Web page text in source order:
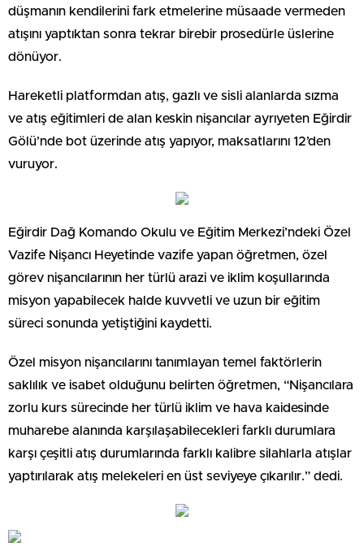
düşmanın kendilerini fark etmelerine müsaade vermeden
atışını yaptıktan sonra tekrar birebir prosedürle üslerine
dönüyor.
Hareketli platformdan atış, gazlı ve sisli alanlarda sızma
ve atış eğitimleri de alan keskin nişancılar ayrıyeten Eğirdir
Gölü’nde bot üzerinde atış yapıyor, maksatlarını 12’den
vuruyor.
Eğirdir Dağ Komando Okulu ve Eğitim Merkezi’ndeki Özel
Vazife Nişancı Heyetinde vazife yapan öğretmen, özel
görev nişancılarının her türlü arazi ve iklim koşullarında
misyon yapabilecek halde kuvvetli ve uzun bir eğitim
süreci sonunda yetiştiğini kaydetti.
Özel misyon nişancılarını tanımlayan temel faktörlerin
saklılık ve isabet olduğunu belirten öğretmen, “Nişancılara
zorlu kurs sürecinde her türlü iklim ve hava kaidesinde
muharebe alanında karşılaşabilecekleri farklı durumlara
karşı çeşitli atış durumlarında farklı kalibre silahlarla atışlar
yaptırılarak atış melekeleri en üst seviyeye çıkarılır.” dedi.